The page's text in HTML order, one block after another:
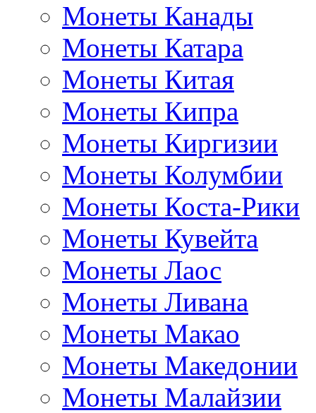
Монеты Канады
Монеты Катара
Монеты Китая
Монеты Кипра
Монеты Киргизии
Монеты Колумбии
Монеты Коста-Рики
Монеты Кувейта
Монеты Лаос
Монеты Ливана
Монеты Макао
Монеты Македонии
Монеты Малайзии